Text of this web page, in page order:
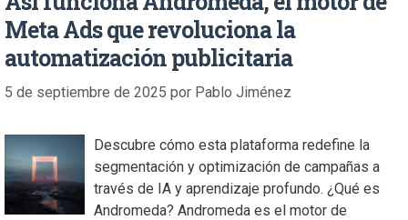
Meta Ads que revoluciona la
automatización publicitaria
5 de septiembre de 2025 por Pablo Jiménez
Descubre cómo esta plataforma redefine la
segmentación y optimización de campañas a
través de IA y aprendizaje profundo. ¿Qué es
Andromeda? Andromeda es el motor de